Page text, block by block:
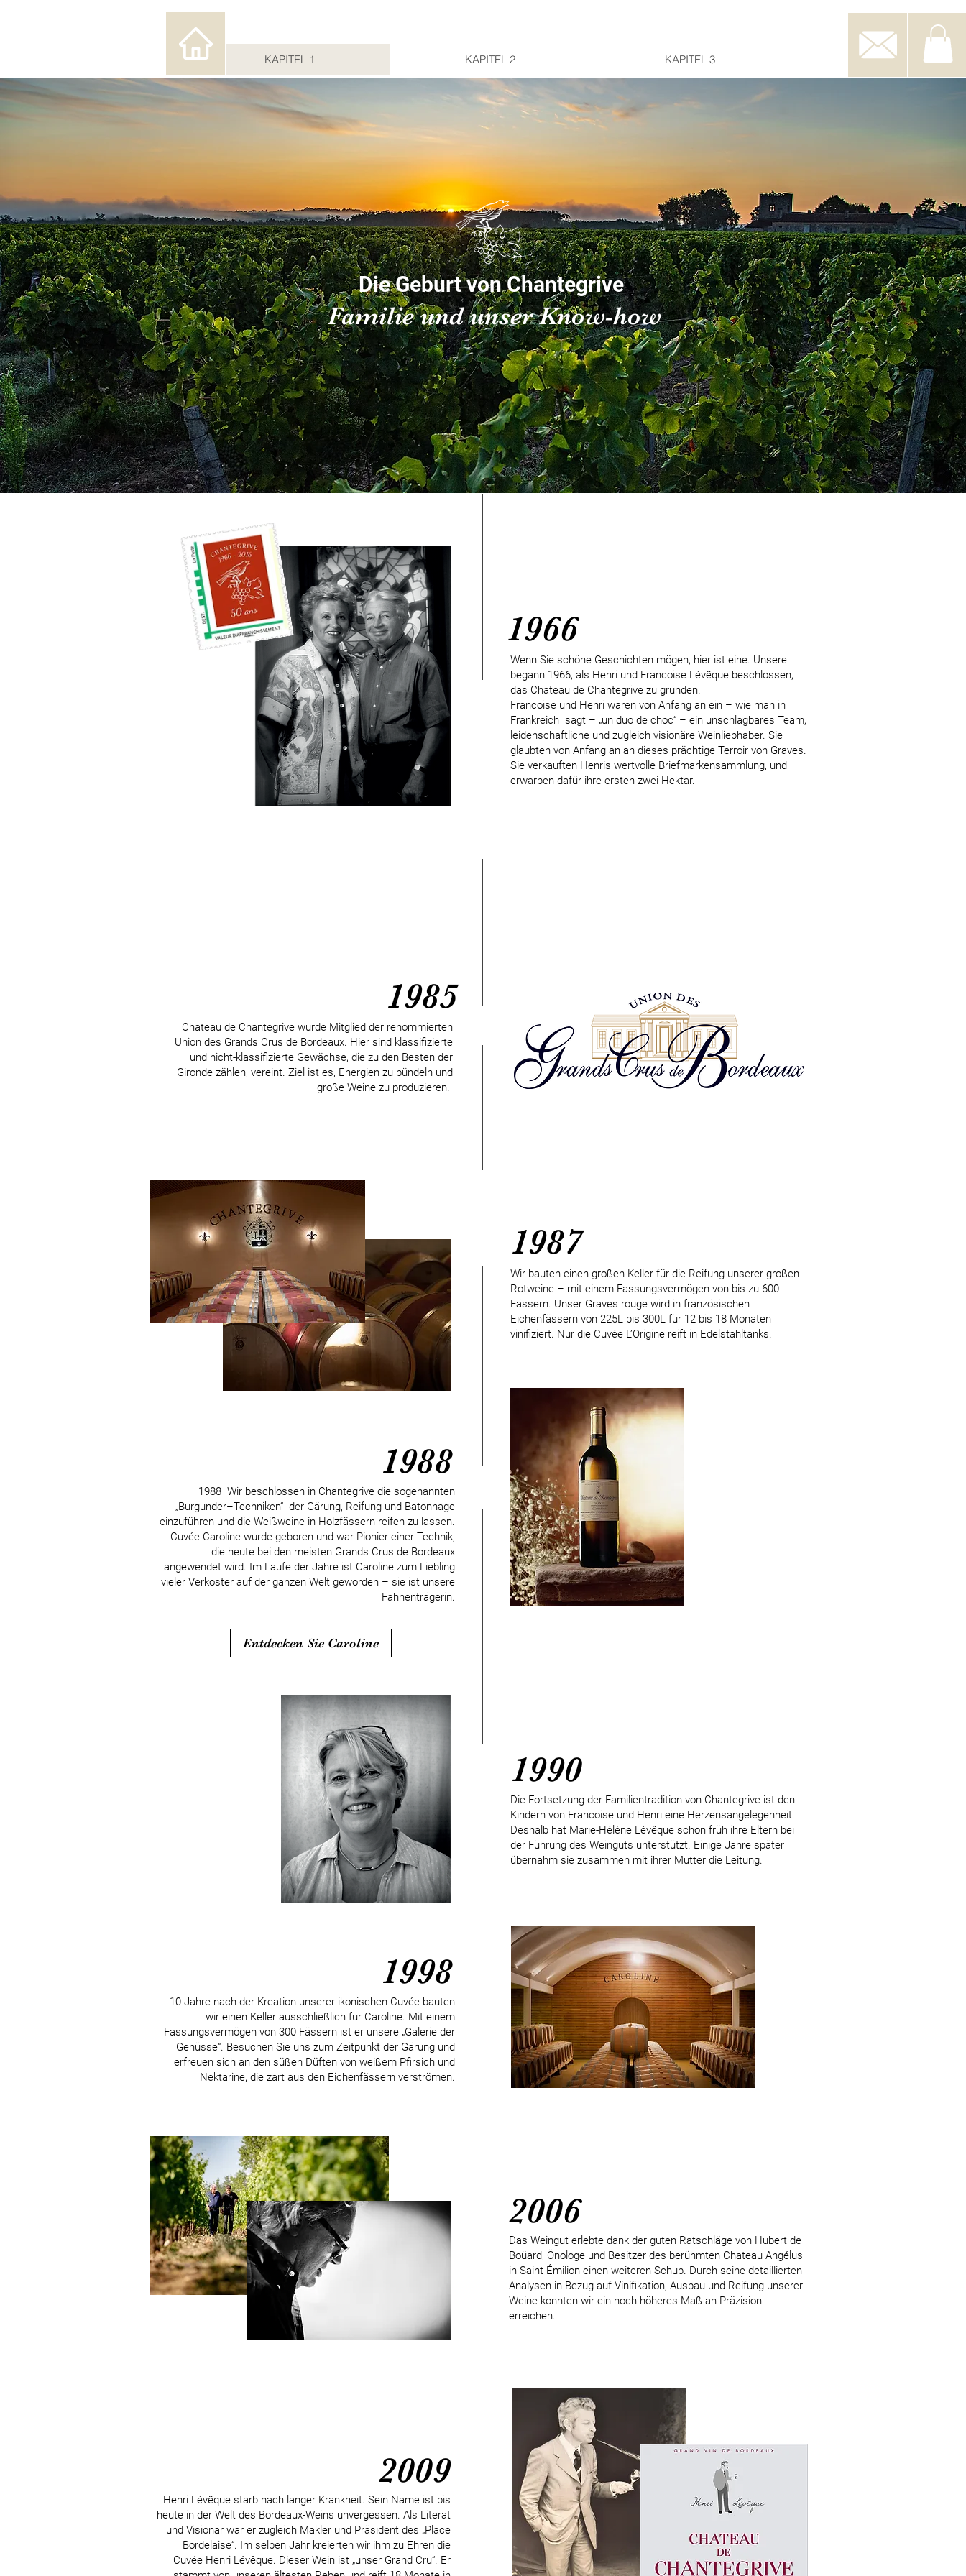
KAPITEL 1 KAPITEL 2 KAPITEL 3
Die Geburt von Chantegrive
Familie und unser Know-how
Titre 1
1966
Wenn Sie schöne Geschichten mögen, hier ist eine. Unsere
begann 1966, als Henri und Francoise Lévêque beschlossen,
das Chateau de Chantegrive zu gründen.
Francoise und Henri waren von Anfang an ein – wie man in
Frankreich sagt – „un duo de choc“ – ein unschlagbares Team,
leidenschaftliche und zugleich visionäre Weinliebhaber. Sie
glaubten von Anfang an an dieses prächtige Terroir von Graves.
Sie verkauften Henris wertvolle Briefmarkensammlung, und
erwarben dafür ihre ersten zwei Hektar.
1985
Chateau de Chantegrive wurde Mitglied der renommierten
Union des Grands Crus de Bordeaux. Hier sind klassifizierte
und nicht-klassifizierte Gewächse, die zu den Besten der
Gironde zählen, vereint. Ziel ist es, Energien zu bündeln und
große Weine zu produzieren.
1988
1988 Wir beschlossen in Chantegrive die sogenannten
„Burgunder–Techniken“ der Gärung, Reifung und Batonnage
einzuführen und die Weißweine in Holzfässern reifen zu lassen.
Cuvée Caroline wurde geboren und war Pionier einer Technik,
die heute bei den meisten Grands Crus de Bordeaux
angewendet wird. Im Laufe der Jahre ist Caroline zum Liebling
vieler Verkoster auf der ganzen Welt geworden – sie ist unsere
Fahnenträgerin.
Entdecken Sie Caroline
1998
10 Jahre nach der Kreation unserer ikonischen Cuvée bauten
wir einen Keller ausschließlich für Caroline. Mit einem
Fassungsvermögen von 300 Fässern ist er unsere „Galerie der
Genüsse“. Besuchen Sie uns zum Zeitpunkt der Gärung und
erfreuen sich an den süßen Düften von weißem Pfirsich und
Nektarine, die zart aus den Eichenfässern verströmen.
2009
Henri Lévêque starb nach langer Krankheit. Sein Name ist bis
heute in der Welt des Bordeaux-Weins unvergessen. Als Literat
und Visionär war er zugleich Makler und Präsident des „Place
Bordelaise“. Im selben Jahr kreierten wir ihm zu Ehren die
Cuvée Henri Lévêque. Dieser Wein ist „unser Grand Cru“. Er
1987
Wir bauten einen großen Keller für die Reifung unserer großen
Rotweine – mit einem Fassungsvermögen von bis zu 600
Fässern. Unser Graves rouge wird in französischen
Eichenfässern von 225L bis 300L für 12 bis 18 Monaten
vinifiziert. Nur die Cuvée L’Origine reift in Edelstahltanks.
1990
Die Fortsetzung der Familientradition von Chantegrive ist den
Kindern von Francoise und Henri eine Herzensangelegenheit.
Deshalb hat Marie-Hélène Lévêque schon früh ihre Eltern bei
der Führung des Weinguts unterstützt. Einige Jahre später
übernahm sie zusammen mit ihrer Mutter die Leitung.
2006
Das Weingut erlebte dank der guten Ratschläge von Hubert de
Boüard, Önologe und Besitzer des berühmten Chateau Angélus
in Saint-Émilion einen weiteren Schub. Durch seine detaillierten
Analysen in Bezug auf Vinifikation, Ausbau und Reifung unserer
Weine konnten wir ein noch höheres Maß an Präzision
erreichen.